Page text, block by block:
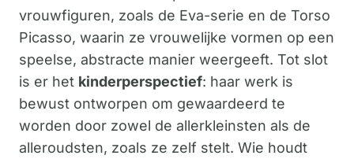
vrouwfiguren, zoals de Eva-serie en de Torso
Picasso, waarin ze vrouwelijke vormen op een
speelse, abstracte manier weergeeft. Tot slot
is er het kinderperspectief: haar werk is
bewust ontworpen om gewaardeerd te
worden door zowel de allerkleinsten als de
alleroudsten, zoals ze zelf stelt. Wie houdt